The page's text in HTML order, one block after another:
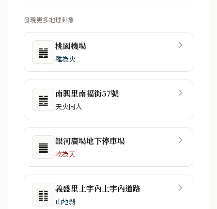
發現更多地理卦象
䷰ 桃園機場
離為火
䷰ 南興里南福街57號
天火同人
䷀ 銀河廣場地下停車場
乾為天
䷁ 義盛里上宇內上宇內道路
山地剝